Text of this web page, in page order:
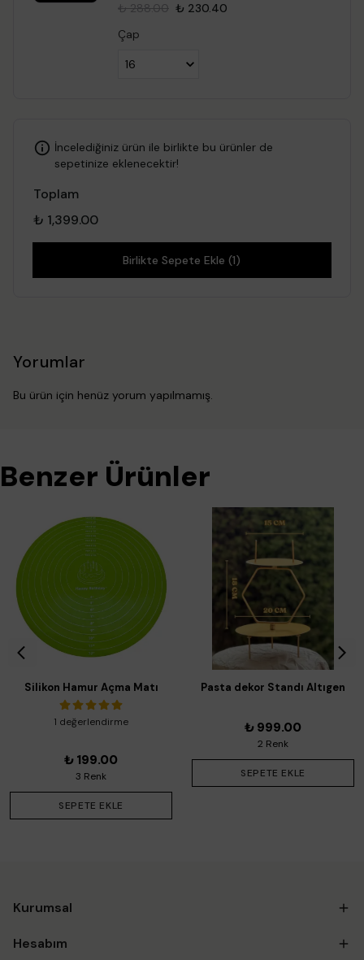
₺ 288.00 ₺ 230.40
Çap
İncelediğiniz ürün ile birlikte bu ürünler de
sepetinize eklenecektir!
Toplam
₺ 1,399.00
Birlikte Sepete Ekle (1)
Yorumlar
Bu ürün için henüz yorum yapılmamış.
Benzer Ürünler
Silikon Hamur Açma Matı
Kaydırmaz Yuvarlak 30cm
1 değerlendirme
₺ 199.00
3 Renk
SEPETE EKLE
Pasta dekor Standı Altıgen
₺ 999.00
2 Renk
SEPETE EKLE
Kurumsal
Hesabım